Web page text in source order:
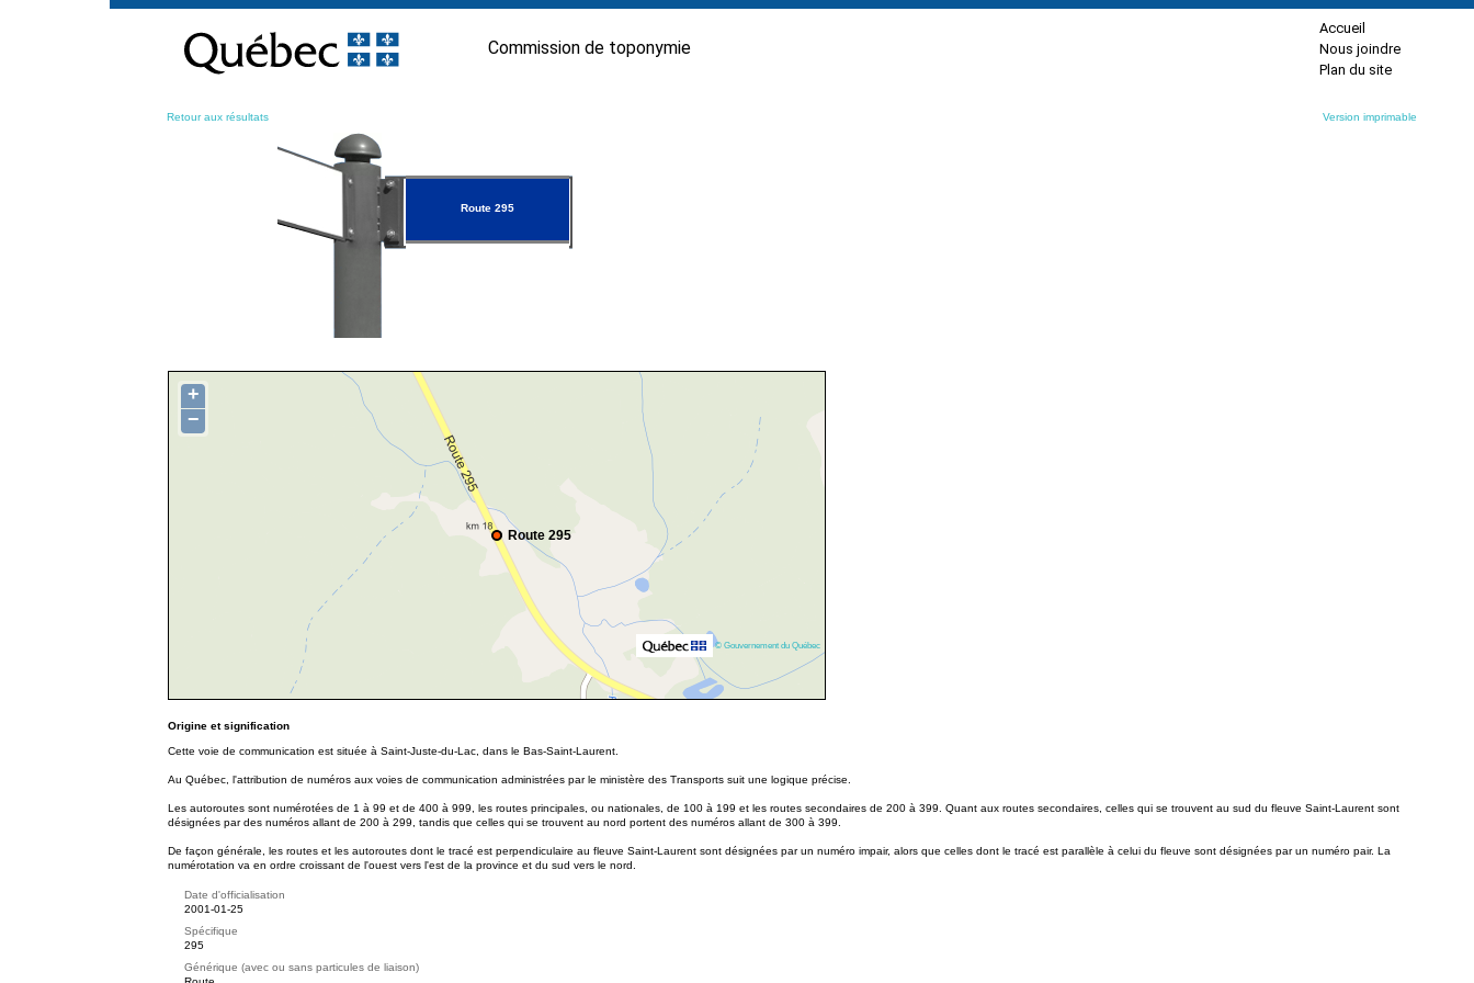
contenu
Commission de toponymie
Accueil
Nous joindre
Plan du site
Retour aux résultats Version imprimable
Route 295
Route 295
+
−
© Gouvernement du Québec
Origine et signification
Cette voie de communication est située à Saint-Juste-du-Lac, dans le Bas-Saint-Laurent.
Au Québec, l'attribution de numéros aux voies de communication administrées par le ministère des Transports suit une logique précise.
Les autoroutes sont numérotées de 1 à 99 et de 400 à 999, les routes principales, ou nationales, de 100 à 199 et les routes secondaires de 200 à 399. Quant aux routes secondaires, celles qui se trouvent au sud du fleuve Saint-Laurent sont
désignées par des numéros allant de 200 à 299, tandis que celles qui se trouvent au nord portent des numéros allant de 300 à 399.
De façon générale, les routes et les autoroutes dont le tracé est perpendiculaire au fleuve Saint-Laurent sont désignées par un numéro impair, alors que celles dont le tracé est parallèle à celui du fleuve sont désignées par un numéro pair. La
numérotation va en ordre croissant de l'ouest vers l'est de la province et du sud vers le nord.
Date d'officialisation
2001-01-25
Spécifique
295
Générique (avec ou sans particules de liaison)